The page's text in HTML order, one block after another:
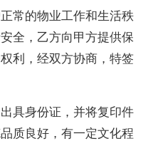
常的物业工作和生活秩
全，乙方向甲方提供保
利，经双方协商，特签
具身份证，并将复印件
质良好，有一定文化程